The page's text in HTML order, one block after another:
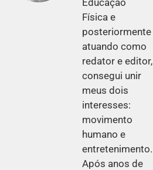
Física e
posteriormente
atuando como
redator e editor,
consegui unir
meus dois
interesses:
movimento
humano e
entretenimento.
Após anos de